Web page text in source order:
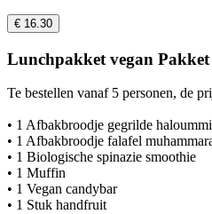
€ 16.30
Lunchpakket vegan Pakket
Te bestellen vanaf 5 personen, de
• 1 Afbakbroodje gegrilde haloummi
• 1 Afbakbroodje falafel
• 1 Biologische spinazie smoothie
• 1 Muffin
• 1 Vegan candybar
• 1 Stuk handfruit